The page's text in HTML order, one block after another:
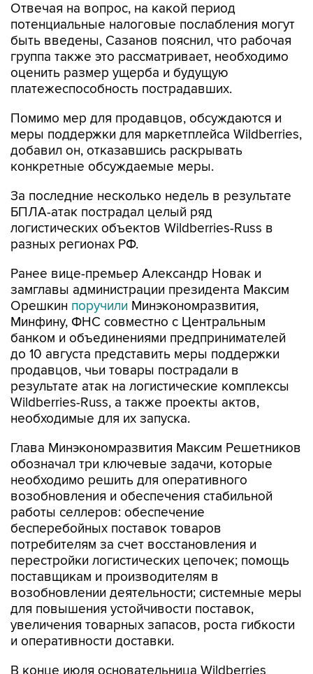
Отвечая на вопрос, на какой период
потенциальные налоговые послабления могут
быть введены, Сазанов пояснил, что рабочая
группа также это рассматривает, необходимо
оценить размер ущерба и будущую
платежеспособность пострадавших.
Помимо мер для продавцов, обсуждаются и
меры поддержки для маркетплейса Wildberries,
добавил он, отказавшись раскрывать
конкретные обсуждаемые меры.
За последние несколько недель в результате
БПЛА-атак пострадал целый ряд
логистических объектов Wildberries-Russ в
разных регионах РФ.
Ранее вице-премьер Александр Новак и
замглавы администрации президента Максим
Орешкин поручили Минэкономразвития,
Минфину, ФНС совместно с Центральным
банком и объединениями предпринимателей
до 10 августа представить меры поддержки
продавцов, чьи товары пострадали в
результате атак на логистические комплексы
Wildberries-Russ, а также проекты актов,
необходимые для их запуска.
Глава Минэкономразвития Максим Решетников
обозначал три ключевые задачи, которые
необходимо решить для оперативного
возобновления и обеспечения стабильной
работы селлеров: обеспечение
бесперебойных поставок товаров
потребителям за счет восстановления и
перестройки логистических цепочек; помощь
поставщикам и производителям в
возобновлении деятельности; системные меры
для повышения устойчивости поставок,
увеличения товарных запасов, роста гибкости
и оперативности доставки.